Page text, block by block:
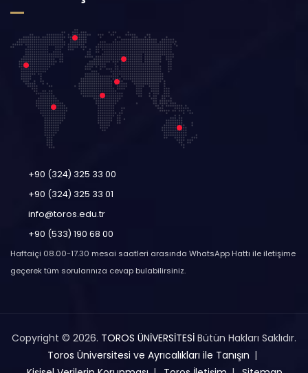
+90 (324) 325 33 00
+90 (324) 325 33 01
info@toros.edu.tr
+90 (533) 190 68 00
Haftaiçi 08.00-17.30 mesai saatleri arasında WhatsApp Hattı ile iletişime
geçerek tüm sorularınıza cevap bulabilirsiniz.
Copyright © 2026. TOROS ÜNİVERSİTESİ Bütün Hakları Saklıdır.
Toros Üniversitesi ve Ayrıcalıkları ile Tanışın